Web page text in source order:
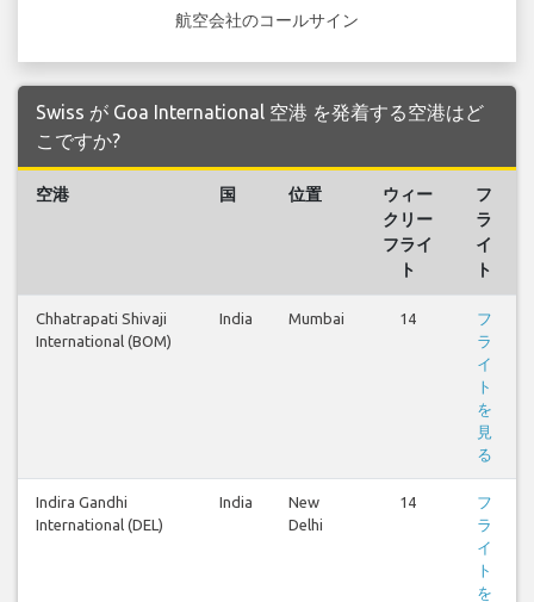
航空会社のコールサイン
Swiss が Goa International 空港 を発着する空港はど
こですか?
空港 国 位置
ウィー
クリー
フライ
ト
フ
ラ
イ
ト
Chhatrapati Shivaji
International (BOM)
India Mumbai 14
フ
ラ
イ
ト
を
見
る
Indira Gandhi
International (DEL)
India
New
Delhi
14
フ
ラ
イ
ト
を